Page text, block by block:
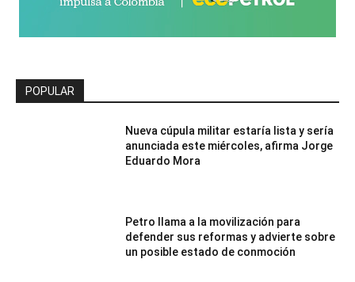
POPULAR
Nueva cúpula militar estaría lista y sería
anunciada este miércoles, afirma Jorge
Eduardo Mora
Petro llama a la movilización para
defender sus reformas y advierte sobre
un posible estado de conmoción